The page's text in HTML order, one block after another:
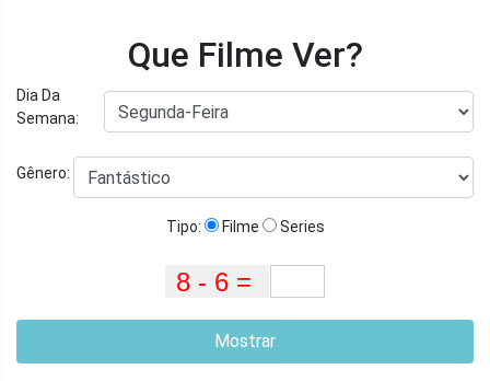
Que Filme Ver?
Dia Da
Semana:
Gênero:
Tipo: Filme Series
Mostrar